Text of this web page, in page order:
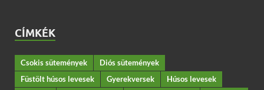
CÍMKÉK
Csokis sütemények
Diós sütemények
Füstölt húsos levesek
Gyerekversek
Húsos levesek